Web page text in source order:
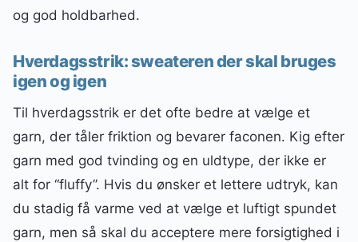
og god holdbarhed.
Hverdagsstrik: sweateren der skal bruges
igen og igen
Til hverdagsstrik er det ofte bedre at vælge et
garn, der tåler friktion og bevarer faconen. Kig efter
garn med god tvinding og en uldtype, der ikke er
alt for “fluffy”. Hvis du ønsker et lettere udtryk, kan
du stadig få varme ved at vælge et luftigt spundet
garn, men så skal du acceptere mere forsigtighed i